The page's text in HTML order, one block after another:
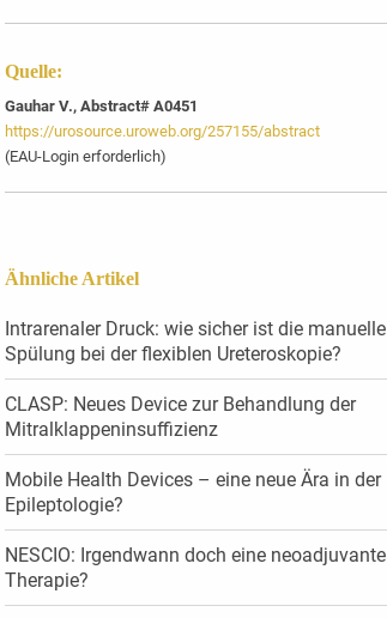
Quelle:
Gauhar V., Abstract# A0451
https://urosource.uroweb.org/257155/abstract
(EAU-Login erforderlich)
Ähnliche Artikel
Intrarenaler Druck: wie sicher ist die manuelle
Spülung bei der flexiblen Ureteroskopie?
CLASP: Neues Device zur Behandlung der
Mitralklappeninsuffizienz
Mobile Health Devices – eine neue Ära in der
Epileptologie?
NESCIO: Irgendwann doch eine neoadjuvante
Therapie?